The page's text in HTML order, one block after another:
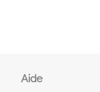
Aide